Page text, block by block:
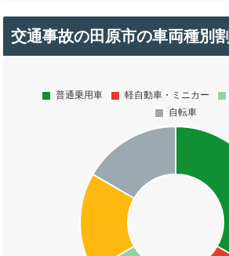
交通事故の田原市の車両種別